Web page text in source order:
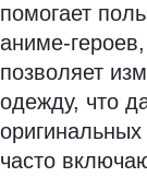
помогает
аниме-
позволяет
одежду, что
часто